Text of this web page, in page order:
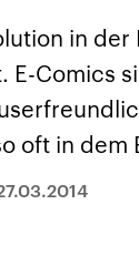
Staaten zu
der Erde, mit
Einfluss auf das
Weltgeschehen.
in
E-Comics
oft in dem